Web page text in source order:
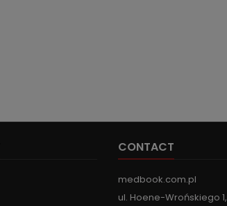
CONTACT
medbook.com.pl
ul. Hoene-Wrońskiego 1,